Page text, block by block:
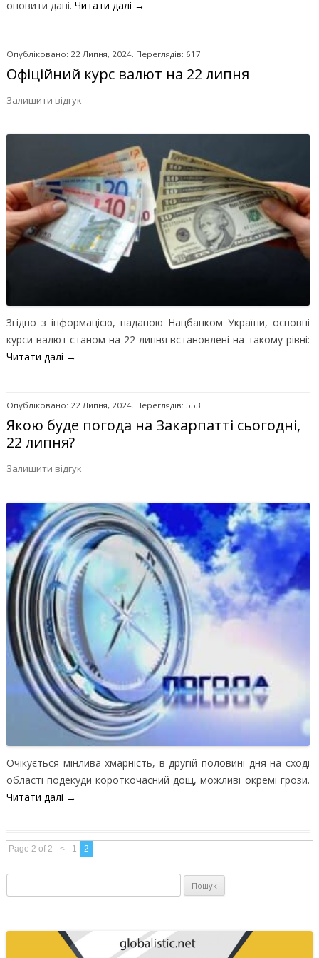
оновити дані. Читати далі →
Опубліковано: 22 Липня, 2024. Переглядів: 617
Офіційний курс валют на 22 липня
Залишити відгук
Згідно з інформацією, наданою Нацбанком України, основні
курси валют станом на 22 липня встановлені на такому рівні:
Читати далі →
Опубліковано: 22 Липня, 2024. Переглядів: 553
Якою буде погода на Закарпатті сьогодні,
22 липня?
Залишити відгук
Очікується мінлива хмарність, в другій половині дня на сході
області подекуди короткочасний дощ, можливі окремі грози.
Читати далі →
Page 2 of 2 < 1 2